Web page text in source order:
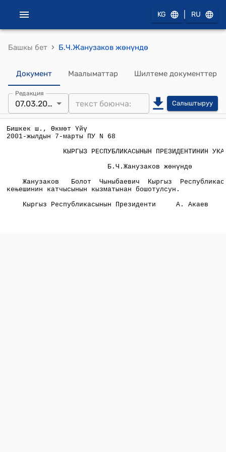
KG RU
Башкы бет › Б.Ч.Жанузаков жөнүндө
Документ Маалыматтар Шилтеме документтер
Редакция
07.03.2001 Салыштыруу